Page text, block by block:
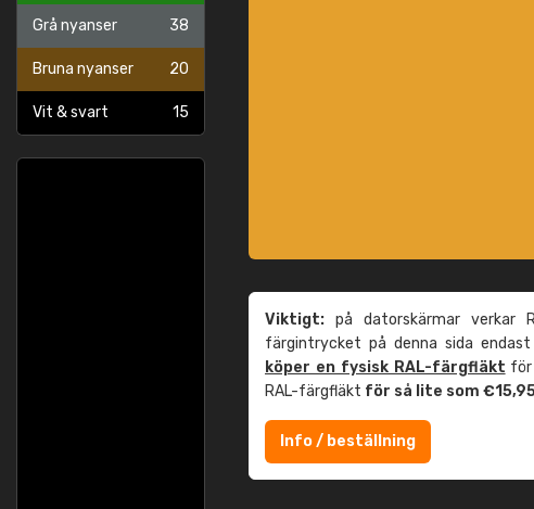
Grå nyanser 38
Bruna nyanser 20
Vit & svart 15
Viktigt: på datorskärmar verkar
färgintrycket på denna sida
köper en fysisk RAL-färgfläkt
RAL-färgfläkt för så lite som
Info / beställning